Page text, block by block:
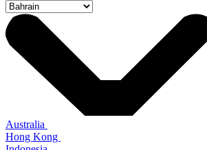
Australia
Hong Kong